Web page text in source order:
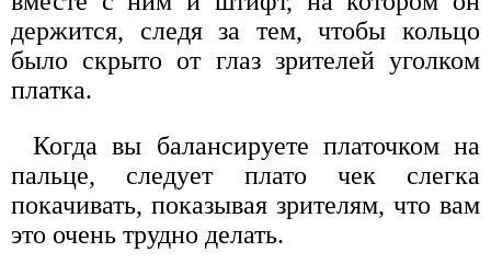
держится, следя за тем, чтобы кольцо
было скрыто от глаз зрителей уголком
платка.
Когда вы балансируете платочком на
пальце, следует плато чек слегка
покачивать, показывая зрителям, что вам
это очень трудно делать.